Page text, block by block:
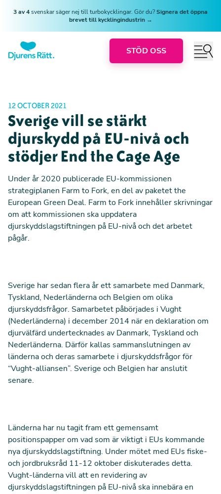
3 av 4svenskar säger nej till turbokycklingar. Gör du?Signera det öppna
brevet till kycklingindustrin →
STÖD OSS
12 OCTOBER 2021
Sverige vill se stärkt
djurskydd på EU-nivå och
stödjer End the Cage Age
Under år 2020 publicerade EU-kommissionen
strategiplanen Farm to Fork, en del av paketet the
European Green Deal. Farm to Fork innehåller skrivningar
om att kommissionen ska uppdatera
djurskyddslagstiftningen på EU-nivåoch det arbetet
pågår.
Sverige har sedan flera år ett samarbete med Danmark,
Tyskland, Nederländerna och Belgien om olika
djurskyddsfrågor. Samarbetet påbörjades i Vught
(Nederländerna) i december 2014 när en deklaration om
djurvälfärd undertecknades av Danmark, Tyskland och
Nederländerna. Därför kallas sammanslutningen av
länderna och deras samarbete i djurskyddsfrågor för
“Vught-alliansen”. Sverige och Belgien har anslutit
senare.
Länderna har nu tagit fram ett gemensamt
positionspapperom vad som är viktigt i EUs kommande
nya djurskyddslagstiftning. Under mötet med EUs fiske-
och jordbruksråd 11-12 oktober diskuterades detta.
Vught-länderna vill att en revidering av
djurskyddslagstiftningen på EU-nivå ska innebära en